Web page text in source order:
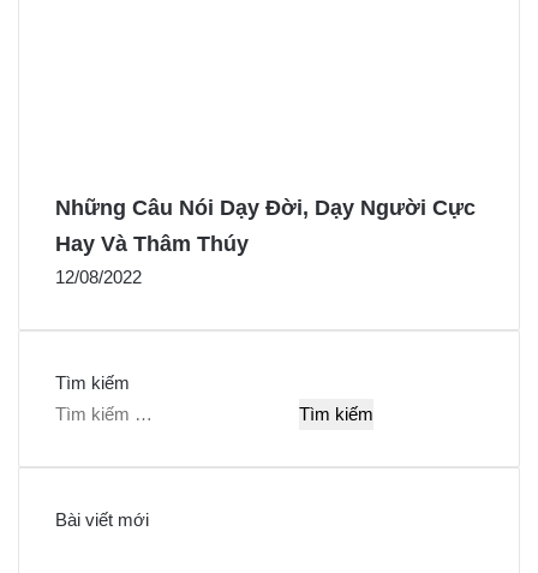
Những Câu Nói Dạy Đời, Dạy Người Cực
Hay Và Thâm Thúy
12/08/2022
Tìm kiếm
T
Bài viết mới